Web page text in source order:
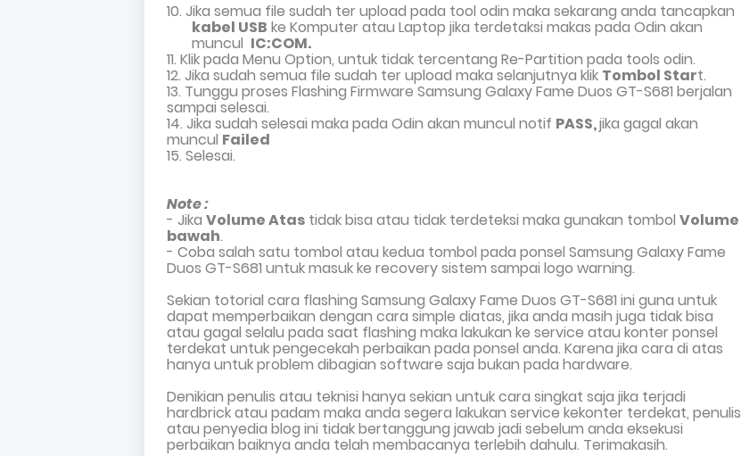
10. Jika semua file sudah ter upload pada tool odin maka sekarang anda tancapkan
kabel USB ke Komputer atau Laptop jika terdetaksi makas pada Odin akan
muncul IC:COM.
11. Klik pada Menu Option, untuk tidak tercentang Re-Partition pada tools odin.
12. Jika sudah semua file sudah ter upload maka selanjutnya klik Tombol Start.
13. Tunggu proses Flashing Firmware Samsung Galaxy Fame Duos GT-S681 berjalan
sampai selesai.
14. Jika sudah selesai maka pada Odin akan muncul notif PASS,jika gagal akan
muncul Failed
15. Selesai.
Note :
- Jika Volume Atas tidak bisa atau tidak terdeteksi maka gunakan tombol Volume
bawah.
- Coba salah satu tombol atau kedua tombol pada ponsel Samsung Galaxy Fame
Duos GT-S681 untuk masuk ke recovery sistem sampai logo warning.
Sekian totorial cara flashing Samsung Galaxy Fame Duos GT-S681 ini guna untuk
dapat memperbaikan dengan cara simple diatas, jika anda masih juga tidak bisa
atau gagal selalu pada saat flashing maka lakukan ke service atau konter ponsel
terdekat untukpengecekah perbaikan pada ponsel anda. Karena jika cara di atas
hanya untuk problem dibagian software saja bukan pada hardware.
Denikian penulis atau teknisi hanya sekian untukcara singkat saja jika terjadi
hardbrick atau padam maka anda segera lakukan service kekonter terdekat, penulis
atau penyedia blog ini tidak bertanggung jawab jadi sebelum anda eksekusi
perbaikan baiknya anda telah membacanya terlebih dahulu. Terimakasih.